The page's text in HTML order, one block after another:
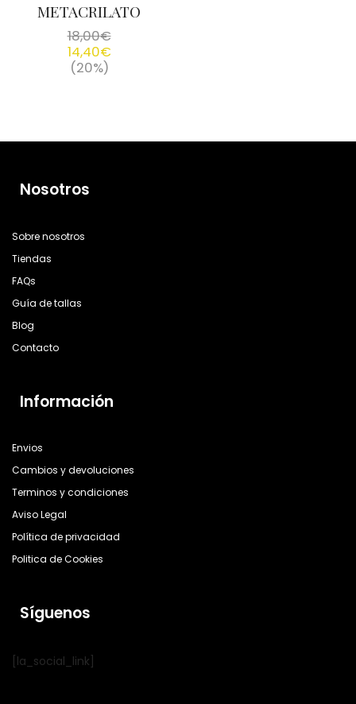
METACRILATO
18,00€
14,40€
(20%)
Nosotros
Sobre nosotros
Tiendas
FAQs
Guía de tallas
Blog
Contacto
Información
Envios
Cambios y devoluciones
Terminos y condiciones
Aviso Legal
Política de privacidad
Politica de Cookies
Síguenos
[la_social_link]